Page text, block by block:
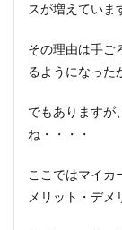
スが増えていま
その理由は手ご
るようになった
でもありますが
ね・・・・
ここではマイカ
メリット・デメ